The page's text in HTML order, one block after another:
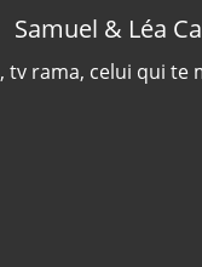
Samuel & Léa
, tv rama, celui qui te